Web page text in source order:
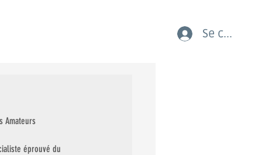
Se
Amateurs
éprouvé du